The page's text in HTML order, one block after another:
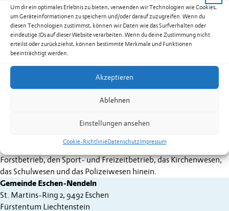
Um dir ein optimales Erlebnis zu bieten, verwenden wir Technologien wie Cookies,
um Geräteinformationen zu speichern und/oder darauf zuzugreifen. Wenn du
diesen Technologien zustimmst, können wir Daten wie das Surfverhalten oder
eindeutige IDs auf dieser Website verarbeiten. Wenn du deine Zustimmung nicht
erteilst oder zurückziehst, können bestimmte Merkmale und Funktionen
beeinträchtigt werden.
Akzeptieren
Ablehnen
Einstellungen ansehen
Cookie-RichtlinieDatenschutzImpressum
Auf der Gemeindeverwaltung Eschen-Nendeln arbeiten knapp
60 Voll- und Teilzeitangestellte.
Sie erbringen für die Einwohnerinnen und Einwohner, welche im
Zentrum des Handelns stehen, vielfältige Dienstleistungen.
Finanz- und Rechnungswesen und der Gemeindekanzlei.
Die vielfältigen Tätigkeiten reichen auch in die Werkbetriebe, den
Forstbetrieb, den Sport- und Freizeitbetrieb, das Kirchenwesen,
das Schulwesen und das Polizeiwesen hinein.
Gemeinde Eschen-Nendeln
St. Martins-Ring 2, 9492 Eschen
Fürstentum Liechtenstein